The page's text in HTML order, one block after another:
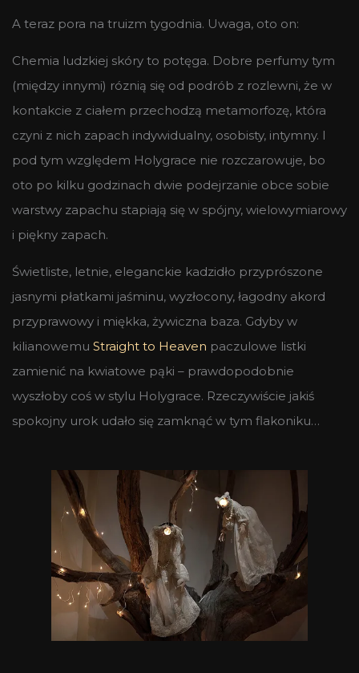
A teraz pora na truizm tygodnia. Uwaga, oto on:
Chemia ludzkiej skóry to potęga. Dobre perfumy tym
(między innymi) róznią się od podrób z rozlewni, że w
kontakcie z ciałem przechodzą metamorfozę, która
czyni z nich zapach indywidualny, osobisty, intymny. I
pod tym względem Holygrace nie rozczarowuje, bo
oto po kilku godzinach dwie podejrzanie obce sobie
warstwy zapachu stapiają się w spójny, wielowymiarowy
i piękny zapach.
Świetliste, letnie, eleganckie kadzidło przyprószone
jasnymi płatkami jaśminu, wyzłocony, łagodny akord
przyprawowy i miękka, żywiczna baza. Gdyby w
kilianowemu Straight to Heaven paczulowe listki
zamienić na kwiatowe pąki – prawdopodobnie
wyszłoby coś w stylu Holygrace. Rzeczywiście jakiś
spokojny urok udało się zamknąć w tym flakoniku…